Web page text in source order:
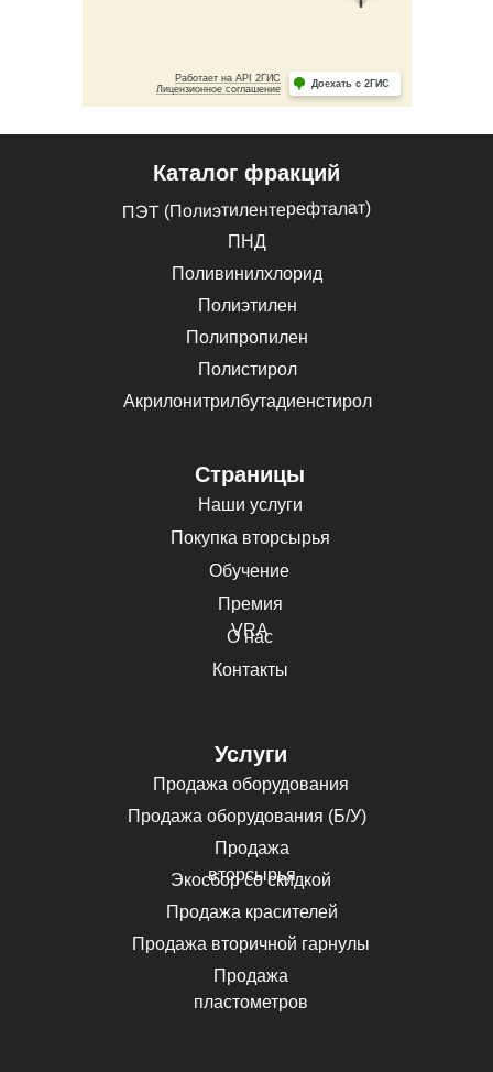
Каталог фракций
Страницы
ПЭТ (Полиэтилентерефталат)
Наши услуги
ПНД
Обучение
Поливинилхлорид
Премия
VRA
Полиэтилен
О нас
Полипропилен
Контакты
Полистирол
Акрилонитрилбутадиенстирол
Услуги
Покупка вторсырья
Продажа
вторсырья
Продажа оборудования
Экосбор со скидкой
Продажа вторичной гарнулы
Продажа красителей
Продажа
пластометров
Продажа оборудования (Б/У)